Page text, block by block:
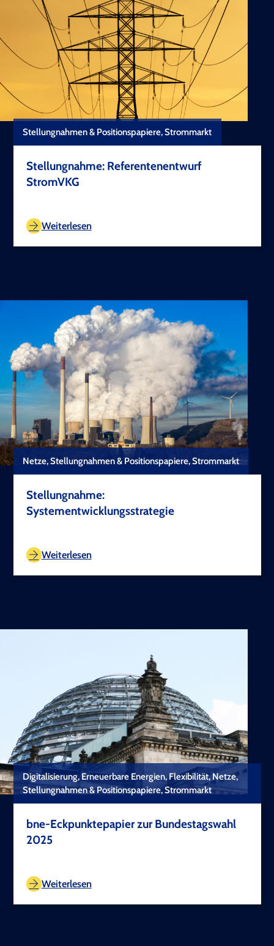
Stellungnahmen & Positionspapiere, Strommarkt
Stellungnahme: Referentenentwurf
StromVKG
Weiterlesen
Netze, Stellungnahmen & Positionspapiere, Strommarkt
Stellungnahme:
Systementwicklungsstrategie
Weiterlesen
Digitalisierung, Erneuerbare Energien, Flexibilität, Netze,
Stellungnahmen & Positionspapiere, Strommarkt
bne-Eckpunktepapier zur Bundestagswahl
2025
Weiterlesen